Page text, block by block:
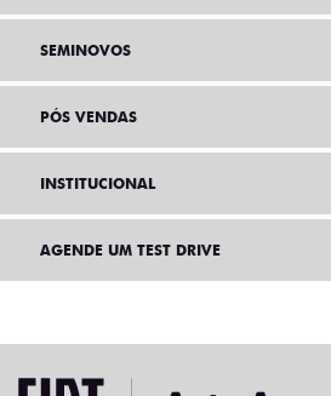
SEMINOVOS
PÓS VENDAS
INSTITUCIONAL
AGENDE UM TEST DRIVE